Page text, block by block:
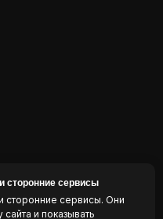
сервисы
сервисы. Они
и показывать